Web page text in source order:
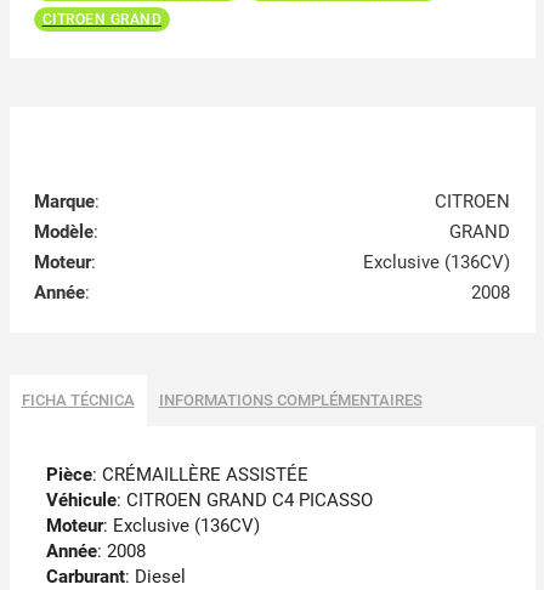
CITROEN GRAND
Marque:
CITROEN
Modèle:
GRAND
Moteur:
Exclusive (136CV)
Année: 2008
FICHA TÉCNICA INFORMATIONS COMPLÉMENTAIRES
Pièce: CRÉMAILLÈRE ASSISTÉE
Véhicule: CITROEN GRAND C4 PICASSO
Moteur: Exclusive (136CV)
Année: 2008
Carburant: Diesel